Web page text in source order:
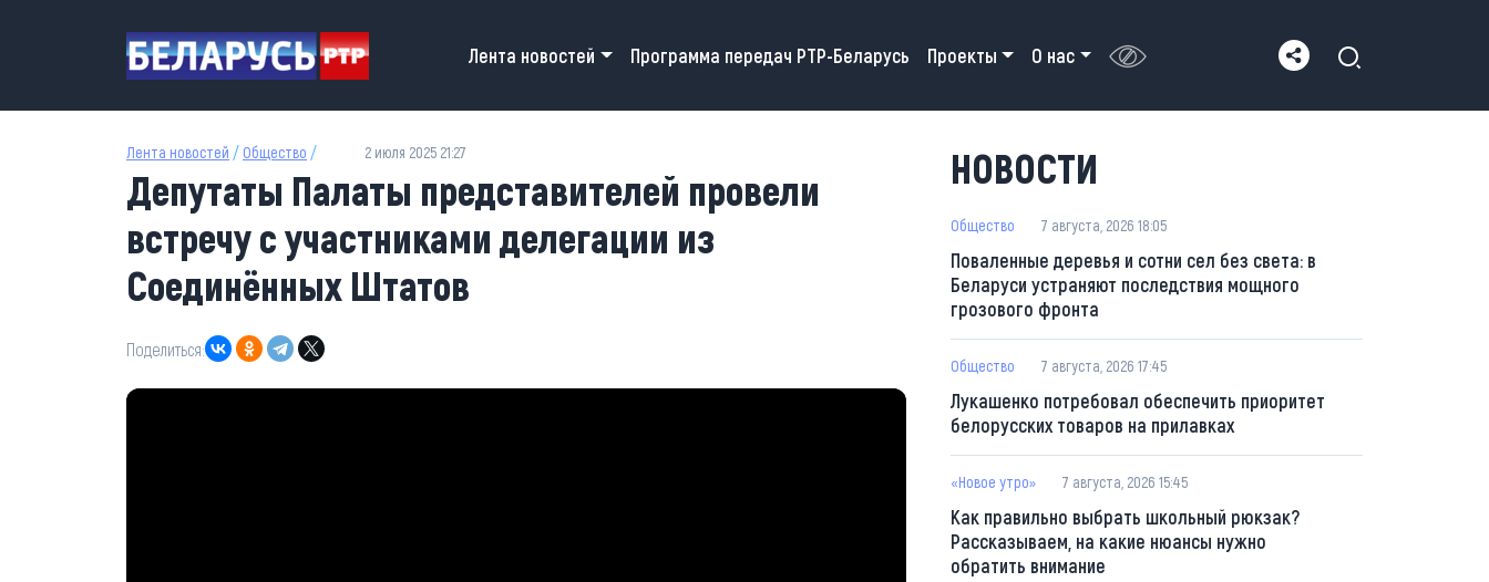
Main navigation
Лента новостей Программа передач РТР-Беларусь Проекты О нас
Лента новостей / Общество / 2 июля 2025 21:27
Депутаты Палаты представителей провели
встречу с участниками делегации из
Соединённых Штатов
Поделиться:
НОВОСТИ
Общество 7 августа, 2026 18:05
Поваленные деревья и сотни сел без света: в
Беларуси устраняют последствия мощного
грозового фронта
Общество 7 августа, 2026 17:45
Лукашенко потребовал обеспечить приоритет
белорусских товаров на прилавках
«Новое утро» 7 августа, 2026 15:45
Как правильно выбрать школьный рюкзак?
Рассказываем, на какие нюансы нужно
обратить внимание